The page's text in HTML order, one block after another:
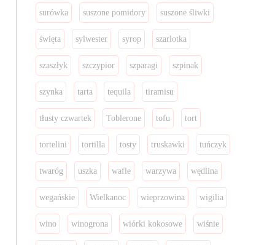
surówka suszone pomidory suszone śliwki
święta sylwester syrop szarlotka
szaszłyk szczypior szparagi szpinak
szynka tarta tequila tiramisu
tłusty czwartek Toblerone tofu tort
tortelini tortilla tosty truskawki tuńczyk
twaróg uszka wafle warzywa wędlina
wegańskie Wielkanoc wieprzowina wigilia
wino winogrona wiórki kokosowe wiśnie